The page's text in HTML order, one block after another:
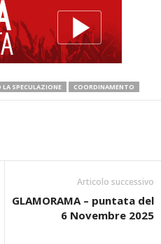
SPECULAZIONE COORDINAMENTO
Articolo successivo
GLAMORAMA – puntata del
6 Novembre 2025